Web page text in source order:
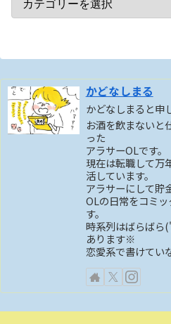
かどなしまる
かどなしまると申
お酒を飲まないと
った
アラサーOLです。
現在は転職して万
活しています。
アラサーにして貯
OLの日常をコミ
す。
時系列はばらばら
あります※
恋愛系で書けてい